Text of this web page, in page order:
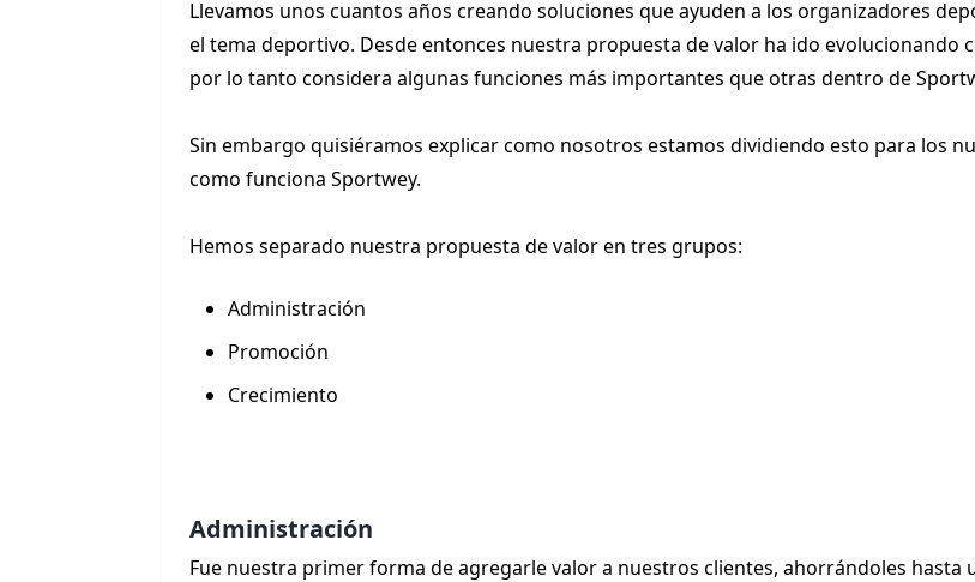
Llevamos unos cuantos años creando soluciones que ayuden a los organizadores
el tema deportivo. Desde entonces nuestra propuesta de valor ha ido evolucionando
por lo tanto considera algunas funciones más importantes que otras dentro de
Sin embargo quisiéramos explicar como nosotros estamos dividiendo esto para los
como funciona Sportwey.
Hemos separado nuestra propuesta de valor en tres grupos:
Administración
Promoción
Crecimiento
Administración
Fue nuestra primer forma de agregarle valor a nuestros clientes, ahorrándoles hasta